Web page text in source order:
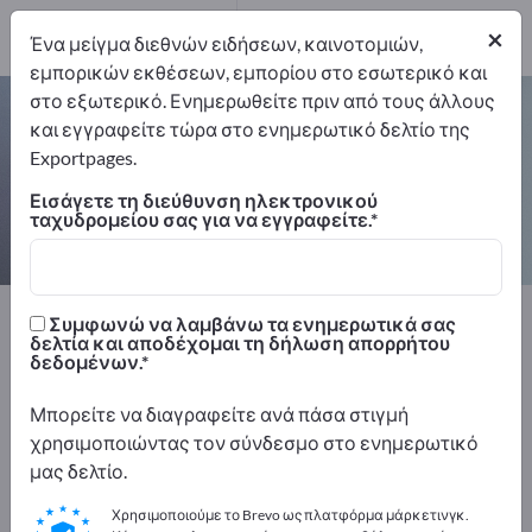
Καταγραφείς δεδομένων – βρείτε
κατασκευαστές και προμηθευτές
Εξαγωγείς
7
Κατασκευαστής
7
Exportpages
Τεχνολογία μέτρησης & οπτική
Συστήματα καταγραφής δεδομένων
Καταγραφείς δεδομένων
Διαφημιστείτε δωρεάν στο
Exportpages!
Ανάγκες – Προσφορές – Μεταχειρισμένα προϊόντα
×
Ένα μείγμα διεθνών ειδήσεων, καινοτομιών,
εμπορικών εκθέσεων, εμπορίου στο εσωτερικό και
στο εξωτερικό. Ενημερωθείτε πριν από τους άλλους
και εγγραφείτε τώρα στο ενημερωτικό δελτίο της
Exportpages.
Εισάγετε τη διεύθυνση ηλεκτρονικού
ταχυδρομείου σας για να εγγραφείτε.
Συμφωνώ να λαμβάνω τα ενημερωτικά σας
δελτία και αποδέχομαι τη δήλωση απορρήτου
δεδομένων.
Μπορείτε να διαγραφείτε ανά πάσα στιγμή
χρησιμοποιώντας τον σύνδεσμο στο ενημερωτικό
μας δελτίο.
Χρησιμοποιούμε το Brevo ως πλατφόρμα μάρκετινγκ.